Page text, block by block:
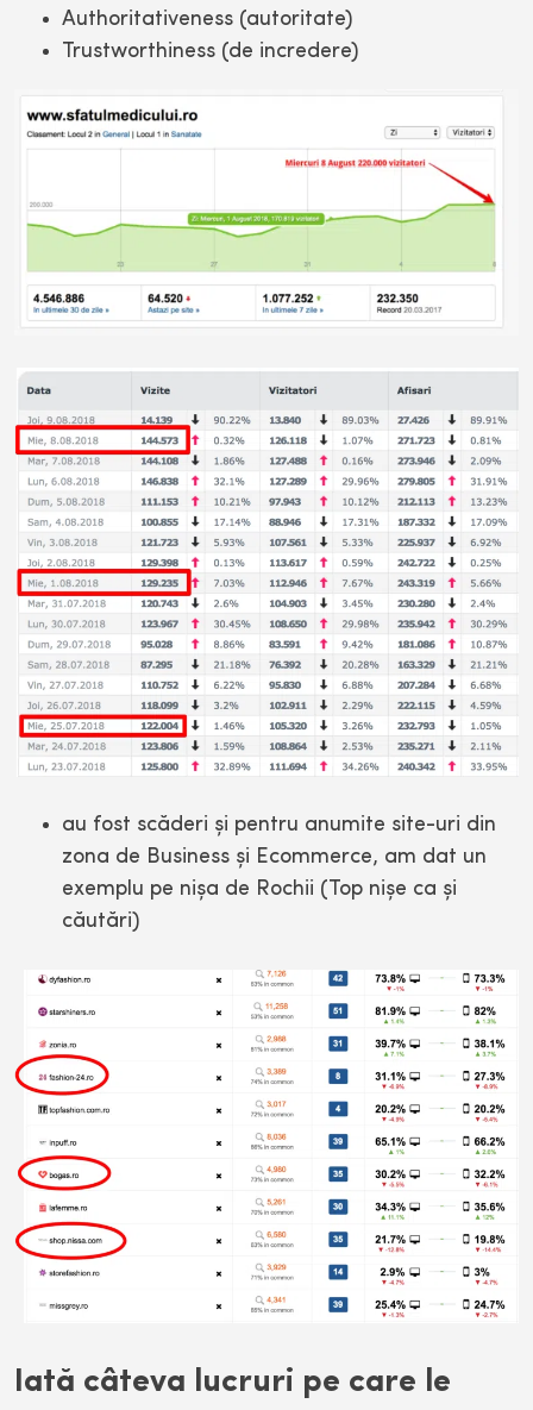
Authoritativeness (autoritate)
Trustworthiness (de incredere)
au fost scăderi şi pentru anumite site-uri din
zona de Business şi Ecommerce, am dat un
exemplu pe nişa de Rochii (Top nişe ca şi
căutări)
Iată câteva lucruri pe care le